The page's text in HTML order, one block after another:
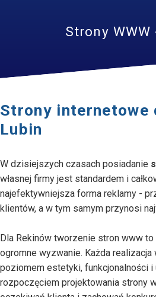
Strony WWW
Strony internetowe
Lubin
W dzisiejszych czasach posiadanie
własnej firmy jest standardem i
najefektywniejsza forma reklamy -
klientów, a w tym samym przynosi
Dla Rekinów tworzenie stron www
ogromne wyzwanie. Każda
poziomem estetyki, funkcjonalności i
rozpoczęciem projektowania strony